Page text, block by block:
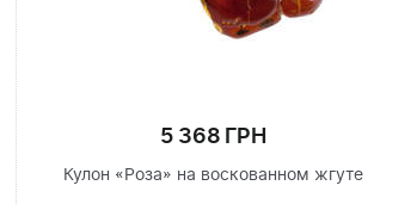
5 368 ГРН
Кулон «Роза» на воскованном жгуте